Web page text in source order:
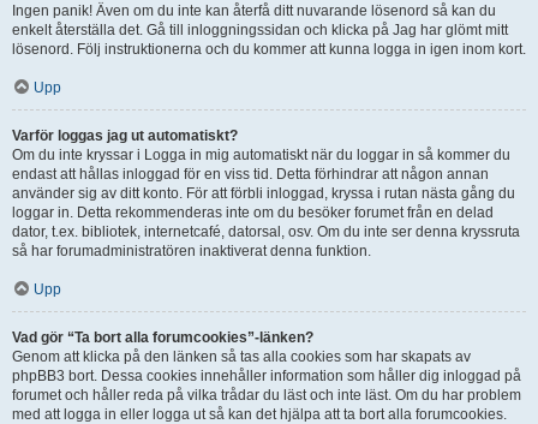
Ingen panik! Även om du inte kan återfå ditt nuvarande lösenord så kan du
enkelt återställa det. Gå till inloggningssidan och klicka på Jag har glömt mitt
lösenord. Följ instruktionerna och du kommer att kunna logga in igen inom kort.
Upp
Varför loggas jag ut automatiskt?
Om du inte kryssar i Logga in mig automatiskt när du loggar in så kommer du
endast att hållas inloggad för en viss tid. Detta förhindrar att någon annan
använder sig av ditt konto. För att förbli inloggad, kryssa i rutan nästa gång du
loggar in. Detta rekommenderas inte om du besöker forumet från en delad
dator, t.ex. bibliotek, internetcafé, datorsal, osv. Om du inte ser denna kryssruta
så har forumadministratören inaktiverat denna funktion.
Upp
Vad gör “Ta bort alla forumcookies”-länken?
Genom att klicka på den länken så tas alla cookies som har skapats av
phpBB3 bort. Dessa cookies innehåller information som håller dig inloggad på
forumet och håller reda på vilka trådar du läst och inte läst. Om du har problem
med att logga in eller logga ut så kan det hjälpa att ta bort alla forumcookies.